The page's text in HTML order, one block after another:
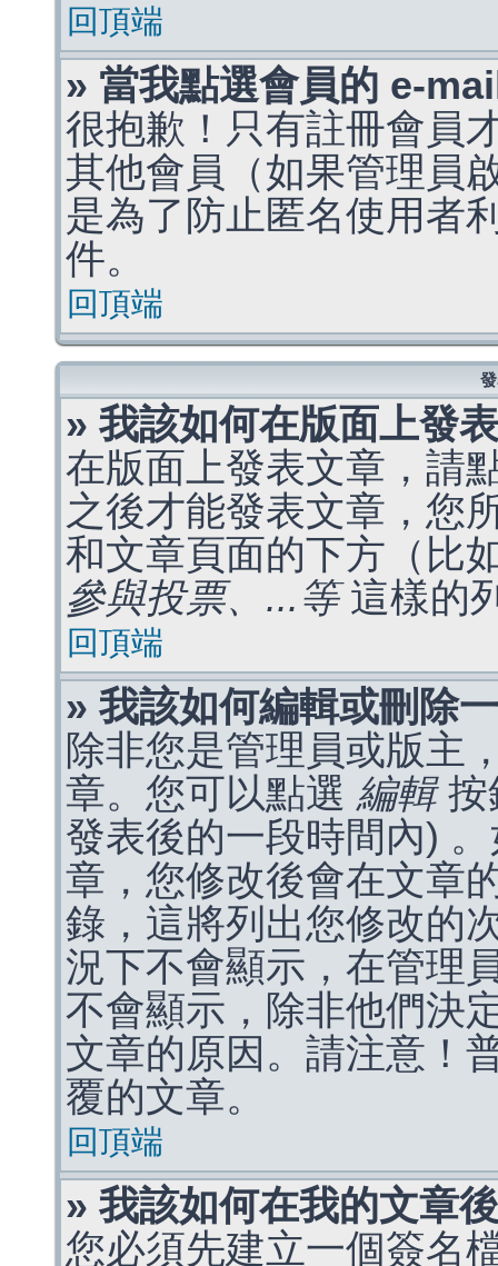
回頂端
» 當我點選會員的 e-
很抱歉！只有註冊會員
其他會員（如果管理員
是為了防止匿名使用者
件。
回頂端
» 我該如何在版面上發
在版面上發表文章，請
之後才能發表文章，您
和文章頁面的下方（比
參與投票、...等這樣的
回頂端
» 我該如何編輯或刪除
除非您是管理員或版主
章。您可以點選 編輯按
發表後的一段時間內)
章，您修改後會在文章
錄，這將列出您修改的
況下不會顯示，在管理
不會顯示，除非他們決
文章的原因。請注意！
覆的文章。
回頂端
» 我該如何在我的文章
您必須先建立一個簽名